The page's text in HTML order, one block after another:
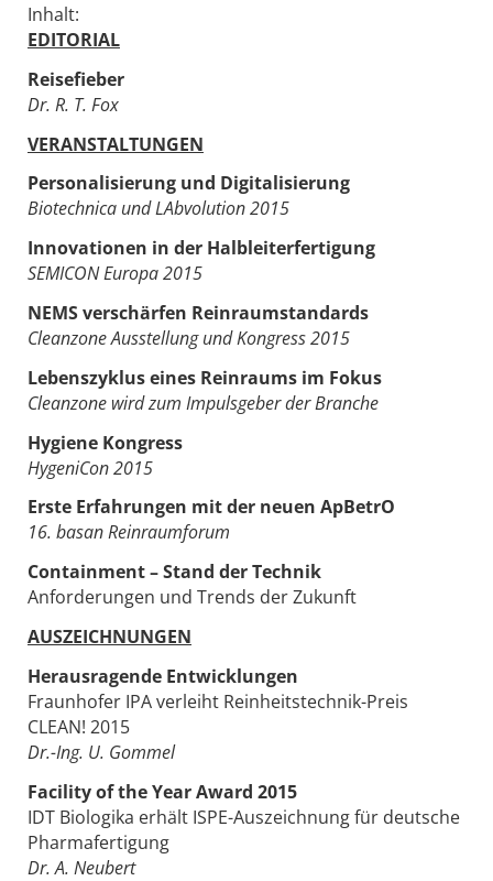
Inhalt:
EDITORIAL
Reisefieber
Dr. R. T. Fox
VERANSTALTUNGEN
Personalisierung und Digitalisierung
Biotechnica und LAbvolution 2015
Innovationen in der Halbleiterfertigung
SEMICON Europa 2015
NEMS verschärfen Reinraumstandards
Cleanzone Ausstellung und Kongress 2015
Lebenszyklus eines Reinraums im Fokus
Cleanzone wird zum Impulsgeber der Branche
Hygiene Kongress
HygeniCon 2015
Erste Erfahrungen mit der neuen ApBetrO
16. basan Reinraumforum
Containment – Stand der Technik
Anforderungen und Trends der Zukunft
AUSZEICHNUNGEN
Herausragende Entwicklungen
Fraunhofer IPA verleiht Reinheitstechnik-Preis
CLEAN! 2015
Dr.-Ing. U. Gommel
Facility of the Year Award 2015
IDT Biologika erhält ISPE-Auszeichnung für deutsche
Pharmafertigung
Dr. A. Neubert